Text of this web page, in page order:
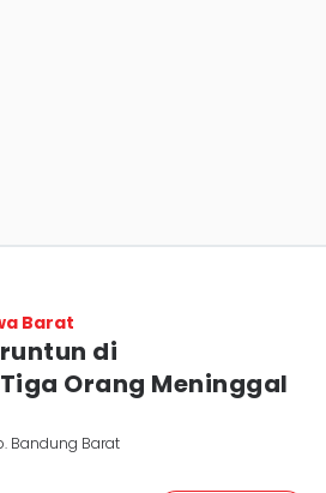
Barat
di
Orang Meninggal
Bandung Barat